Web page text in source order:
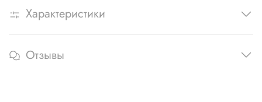
Характеристики
Отзывы